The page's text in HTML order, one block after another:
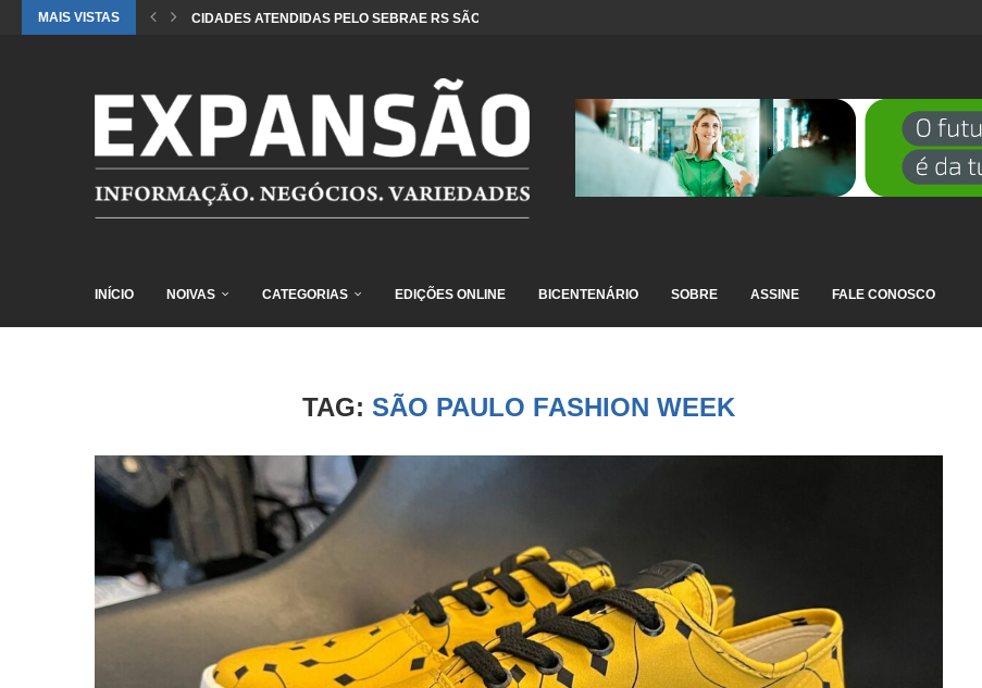
MAIS VISTAS CIDADES ATENDIDAS PELO SEBRAE RS SÃO DESTAQUE EM RANKING NACIONAL...
INÍCIO NOIVAS CATEGORIAS EDIÇÕES ONLINE BICENTENÁRIO SOBRE ASSINE FALE CONOSCO
TAG: SÃO PAULO FASHION WEEK